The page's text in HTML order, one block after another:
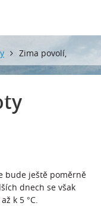
Zima povolí,
bude ještě poměrně
dnech se však
k 5 °C.